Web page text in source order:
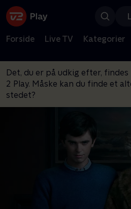
Forside Live TV Kategorier
Det, du er på udkig efter,
2 Play. Måske kan du finde et
stedet?